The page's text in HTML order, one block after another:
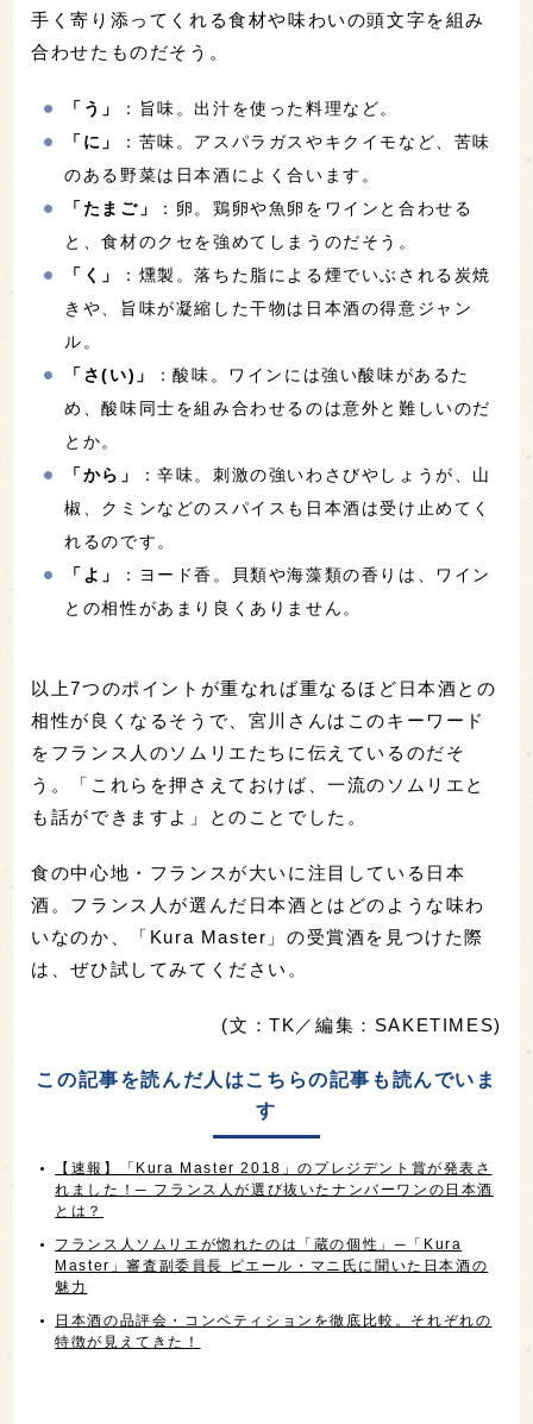
手く寄り添ってくれる食材や味わいの頭文字を組み
合わせたものだそう。
「う」
：旨味。出汁を使った料理など。
「に」
：苦味。アスパラガスやキクイモなど、苦味
のある野菜は日本酒によく合います。
「たまご」
：卵。鶏卵や魚卵をワインと合わせる
と、食材のクセを強めてしまうのだそう。
「く」
：燻製。落ちた脂による煙でいぶされる炭焼
きや、旨味が凝縮した干物は日本酒の得意ジャン
ル。
「さ(い)」
：酸味。ワインには強い酸味があるた
め、酸味同士を組み合わせるのは意外と難しいのだ
とか。
「から」
：辛味。刺激の強いわさびやしょうが、山
椒、クミンなどのスパイスも日本酒は受け止めてく
れるのです。
「よ」
：ヨード香。貝類や海藻類の香りは、ワイン
との相性があまり良くありません。
以上7つのポイントが重なれば重なるほど日本酒との
相性が良くなるそうで、宮川さんはこのキーワード
をフランス人のソムリエたちに伝えているのだそ
う。「これらを押さえておけば、一流のソムリエと
も話ができますよ」とのことでした。
食の中心地・フランスが大いに注目している日本
酒。フランス人が選んだ日本酒とはどのような味わ
いなのか、「Kura Master」の受賞酒を見つけた際
は、ぜひ試してみてください。
(文：TK／編集：SAKETIMES)
この記事を読んだ人はこちらの記事も読んでいま
す
【速報】「Kura Master 2018」のプレジデント賞が発表さ
れました！─ フランス人が選び抜いたナンバーワンの日本酒
とは？
フランス人ソムリエが惚れたのは「蔵の個性」─「Kura
Master」審査副委員長 ピエール・マニ氏に聞いた日本酒の
魅力
日本酒の品評会・コンペティションを徹底比較。それぞれの
特徴が見えてきた！